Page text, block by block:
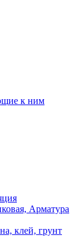
к ним
Арматура
клей, грунт